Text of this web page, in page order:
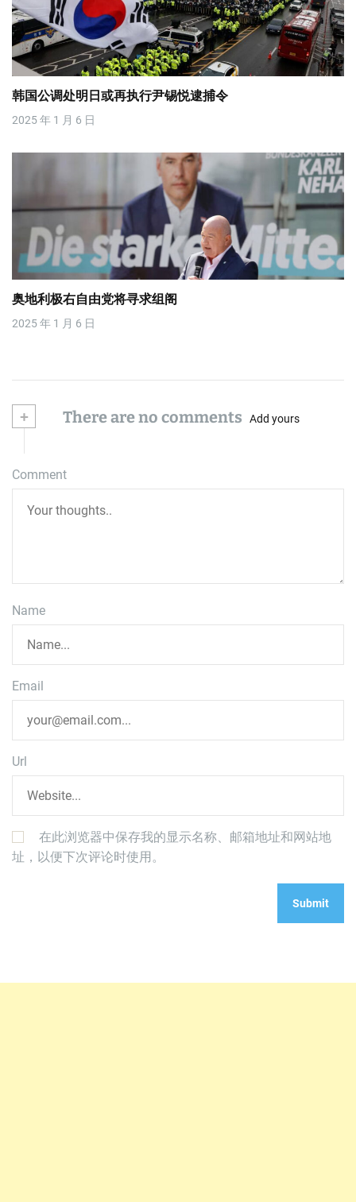
韩国公调处明日或再执行尹锡悦逮捕令
2025 年 1 月 6 日
奥地利极右自由党将寻求组阁
2025 年 1 月 6 日
+ There are no comments Add yours
Comment
Name
Email
Url
在此浏览器中保存我的显示名称、邮箱地址和网站地
址，以便下次评论时使用。